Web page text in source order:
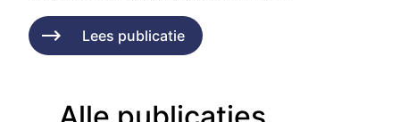
Lees publicatie